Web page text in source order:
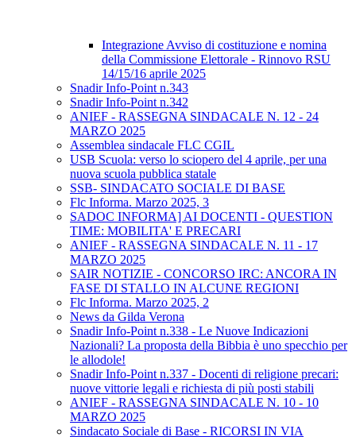
Integrazione Avviso di costituzione e nomina
della Commissione Elettorale - Rinnovo RSU
14/15/16 aprile 2025
Snadir Info-Point n.343
Snadir Info-Point n.342
ANIEF - RASSEGNA SINDACALE N. 12 - 24
MARZO 2025
Assemblea sindacale FLC CGIL
USB Scuola: verso lo sciopero del 4 aprile, per una
nuova scuola pubblica statale
SSB- SINDACATO SOCIALE DI BASE
Flc Informa. Marzo 2025, 3
SADOC INFORMA] AI DOCENTI - QUESTION
TIME: MOBILITA' E PRECARI
ANIEF - RASSEGNA SINDACALE N. 11 - 17
MARZO 2025
SAIR NOTIZIE - CONCORSO IRC: ANCORA IN
FASE DI STALLO IN ALCUNE REGIONI
Flc Informa. Marzo 2025, 2
News da Gilda Verona
Snadir Info-Point n.338 - Le Nuove Indicazioni
Nazionali? La proposta della Bibbia è uno specchio per
le allodole!
Snadir Info-Point n.337 - Docenti di religione precari:
nuove vittorie legali e richiesta di più posti stabili
ANIEF - RASSEGNA SINDACALE N. 10 - 10
MARZO 2025
Sindacato Sociale di Base - RICORSI IN VIA